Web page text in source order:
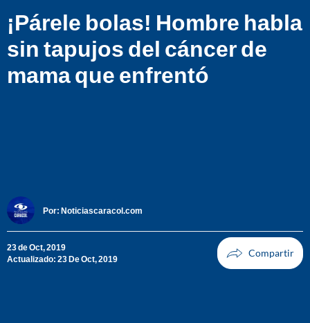
¡Párele bolas! Hombre habla
sin tapujos del cáncer de
mama que enfrentó
Por: Noticiascaracol.com
23 de Oct, 2019
Actualizado: 23 De Oct, 2019